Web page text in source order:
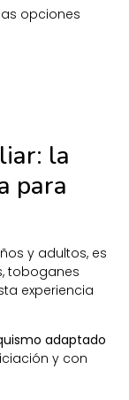
opciones
la
para
y adultos, es
toboganes
experiencia
adaptado
y con